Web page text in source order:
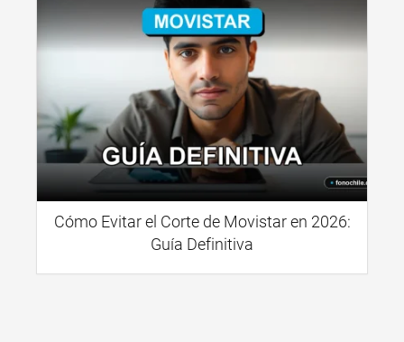
Cómo Evitar el Corte de Movistar en 2026:
Guía Definitiva